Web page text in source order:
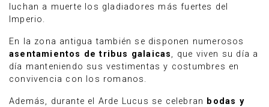
luchan a muerte los gladiadores más fuertes del
Imperio.
En la zona antigua también se disponen numerosos
asentamientos de tribus galaicas, que viven su día a
día manteniendo sus vestimentas y costumbres en
convivencia con los romanos.
Además, durante el Arde Lucus se celebran bodas y